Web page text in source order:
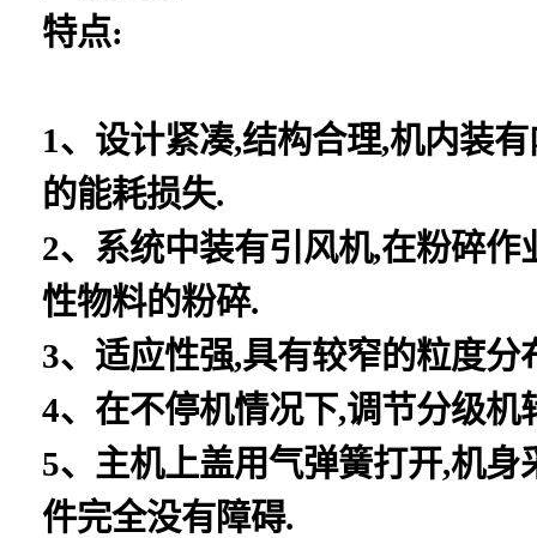
特点:
1、设计紧凑,结构合理,机内装
的能耗损失.
2、系统中装有引风机,在粉碎
性物料的粉碎.
3、适应性强,具有较窄的粒度分
4、在不停机情况下,调节分级
5、主机上盖用气弹簧打开,机
件完全没有障碍.